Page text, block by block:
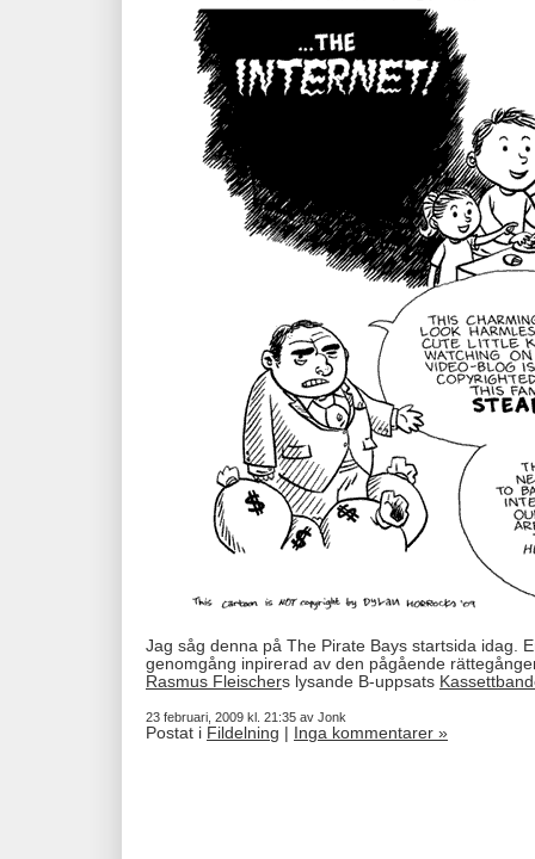
Jag såg denna på The Pirate Bays startsida idag.
genomgång inpirerad av den pågående
Rasmus Fleischers lysande B-uppsats
23 februari, 2009 kl. 21:35 av Jonk
Postat i Fildelning Inga kommentarer »